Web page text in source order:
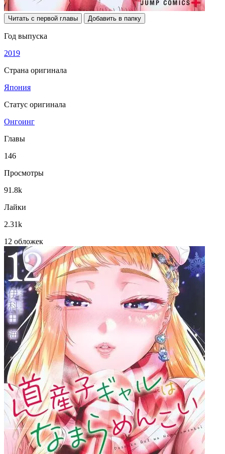
Читать с первой главы Добавить в папку
Год выпуска
2019
Страна оригинала
Япония
Статус оригинала
Онгоинг
Главы
146
Просмотры
91.8k
Лайки
2.31k
12 обложек